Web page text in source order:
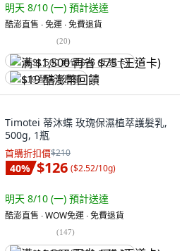
明天 8/10 (一) 預計送達
酷澎直售 ∙ 免運 ∙ 免費退貨
(20)
满 $1,500 再省 $75 (王道卡)
$19 酷澎幣回饋
Timotei 蒂沐蝶 玫瑰保濕植萃護髮乳,
500g, 1瓶
首購折扣價$210
40% $126 ($2.52/10g)
明天 8/10 (一) 預計送達
酷澎直售 ∙ WOW免運 ∙ 免費退貨
(147)